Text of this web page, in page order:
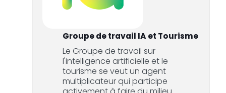
Groupe de travail IA et Tourisme
Le Groupe de travail sur
l'intelligence artificielle et le
tourisme se veut un agent
multiplicateur qui participe